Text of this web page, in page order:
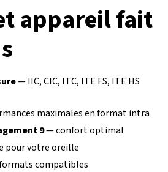
appareil fait
— IIC, CIC, ITC, ITE FS, ITE HS
maximales en format intra
9— confort optimal
pour votre oreille
compatibles